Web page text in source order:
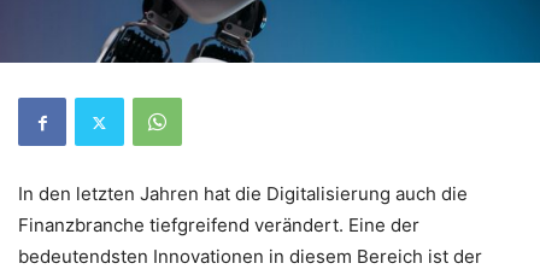
In den letzten Jahren hat die Digitalisierung auch die
Finanzbranche tiefgreifend verändert. Eine der
bedeutendsten Innovationen in diesem Bereich ist der